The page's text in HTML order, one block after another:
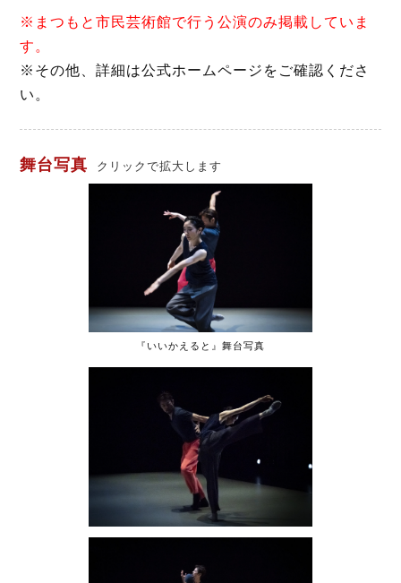
※まつもと市民芸術館で行う公演のみ掲載していま
す。
※その他、詳細は公式ホームページをご確認くださ
い。
舞台写真 クリックで拡大します
『いいかえると』舞台写真